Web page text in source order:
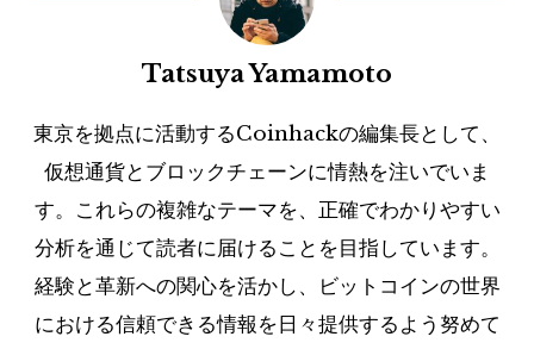
Tatsuya Yamamoto
東京を拠点に活動するCoinhackの編集長として、
仮想通貨とブロックチェーンに情熱を注いでいま
す。これらの複雑なテーマを、正確でわかりやすい
分析を通じて読者に届けることを目指しています。
経験と革新への関心を活かし、ビットコインの世界
における信頼できる情報を日々提供するよう努めて